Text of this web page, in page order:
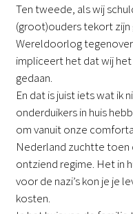
Ten tweede, als wij
(groot)ouders tekort
Wereldoorlog
impliceert het dat wij
gedaan.
En dat is juist iets wat ik
onderduikers in huis
om vanuit onze
Nederland zuchtte toen
ontziend regime. Het in
voor de nazi’s kon je je
kosten.